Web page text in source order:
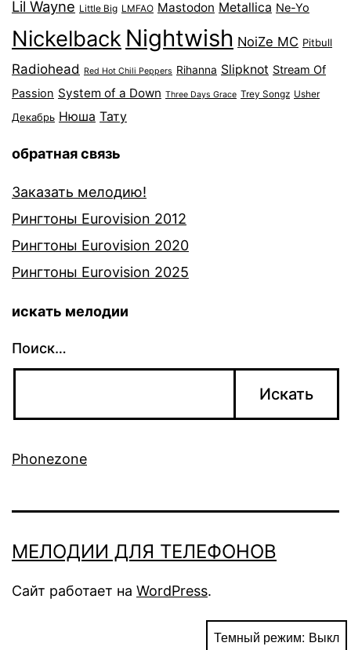
Lil Wayne Little Big LMFAO Mastodon Metallica Ne-Yo
Nickelback Nightwish NoiZe MC Pitbull
Radiohead Red Hot Chili Peppers Rihanna Slipknot Stream Of
Passion System of a Down Three Days Grace Trey Songz Usher
Декабрь Нюша Тату
обратная связь
Заказать мелодию!
Рингтоны Eurovision 2012
Рингтоны Eurovision 2020
Рингтоны Eurovision 2025
искать мелодии
Поиск…
Phonezone
МЕЛОДИИ ДЛЯ ТЕЛЕФОНОВ
Сайт работает на WordPress.
Темный режим: